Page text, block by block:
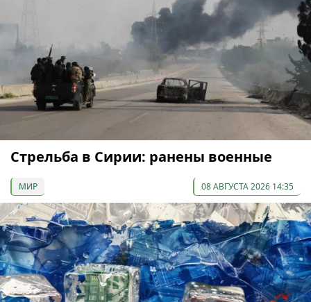
Стрельба в Сирии: ранены военные
МИР 08 АВГУСТА 2026 14:35